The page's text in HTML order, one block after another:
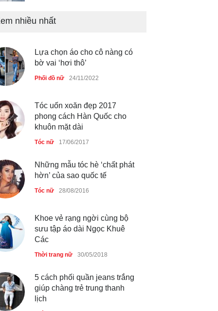
Mẫu áo khoác đẹp cho phụ
Thời trang nữ 21/10/2025
Truy tìm thông tin áo bra
Thời trang nữ 14/10/2025
phụ nữ Pháp tin dùng
Thời trang nữ 14/10/2025
Bí quyết giữ gìn vóc dáng
của diễn viên Khánh Huyền
Làm đẹp
Phong cách thời trang của
Lim Ji Yeon dạo gần đây
nhiều nhất
Lựa chọn áo cho cô nàng có
bờ vai ‘hơi thô’
Phối đồ nữ 24/11/2022
Tóc uốn xoăn đẹp 2017
phong cách Hàn Quốc cho
khuôn mặt dài
Tóc nữ 17/06/2017
Những mẫu tóc hè ‘chất phát
hờn’ của sao quốc tế
Tóc nữ 28/08/2016
Khoe vẻ rạng ngời cùng bộ
sưu tập áo dài Ngọc Khuê
Các
Thời trang nữ 30/05/2018
5 cách phối quần jeans trắng
giúp chàng trẻ trung thanh
lịch